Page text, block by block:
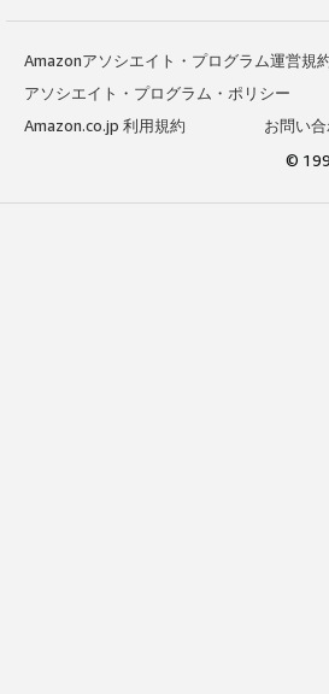
Amazonアソシエイト・プログラム運営規
アソシエイト・プログラム・ポリシー
Amazon.co.jp 利用規約
お問い
©